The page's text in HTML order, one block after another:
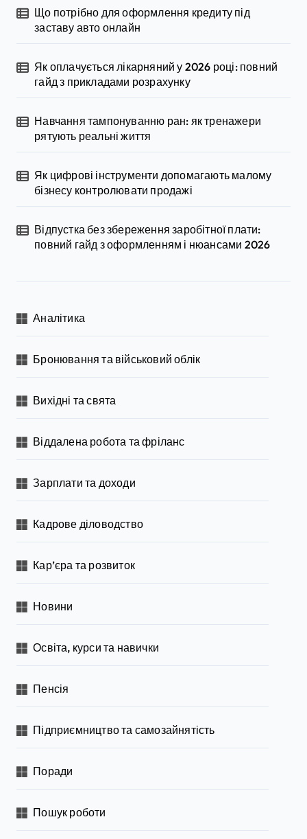
Що потрібно для оформлення кредиту під
заставу авто онлайн
Як оплачується лікарняний у 2026 році: повний
гайд з прикладами розрахунку
Навчання тампонуванню ран: як тренажери
рятують реальні життя
Як цифрові інструменти допомагають малому
бізнесу контролювати продажі
Відпустка без збереження заробітної плати:
повний гайд з оформленням і нюансами 2026
Аналітика
Бронювання та військовий облік
Вихідні та свята
Віддалена робота та фріланс
Зарплати та доходи
Кадрове діловодство
Кар’єра та розвиток
Новини
Освіта, курси та навички
Пенсія
Підприємництво та самозайнятість
Поради
Пошук роботи